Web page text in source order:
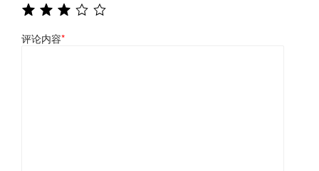
评论内容*